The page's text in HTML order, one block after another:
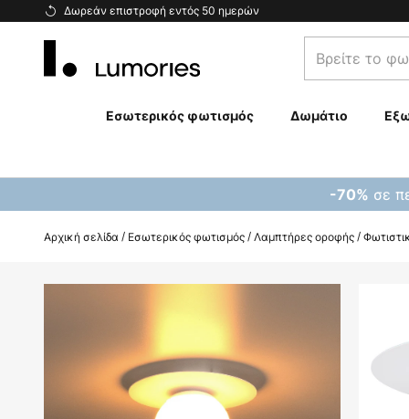
Δωρεάν επιστροφή εντός 50 ημερών
Μετάβαση
Βρείτε
το
σας...
Εσωτερικός φωτισμός Δωμάτιο
-70% σε
Αρχική σελίδα Εσωτερικός φωτισμός Λαμπτήρες οροφής
εικόνων